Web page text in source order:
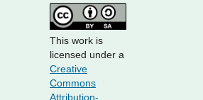
This work is
licensed under a
Creative
Commons
Attribution-